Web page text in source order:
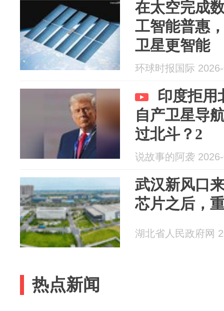
在太空完成
工智能普惠
卫星更智能
环球时报国际
印度拒用
自产卫星导
过北斗？2
说故事的阿袭
武汉新风口
芯片之后，
湖北省人民政府网
热点新闻